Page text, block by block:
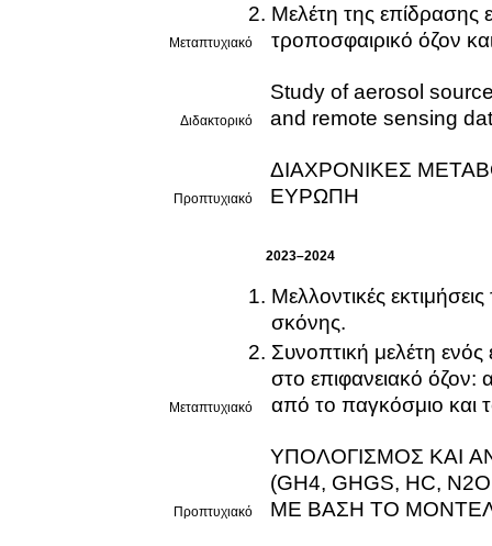
Μεταπτυχιακό
Μελέτη της επίδρασης
τροποσφαιρικό όζον
Διδακτορικό
Study of aerosol
and remote sensing
Προπτυχιακό
ΔΙΑΧΡΟΝΙΚΕΣ
ΕΥΡΩΠΗ
2023–2024
Μεταπτυχιακό
Μελλοντικές
σκόνης.
Συνοπτική μελέτη
στο επιφανειακό
από το παγκόσμιο και
Προπτυχιακό
ΥΠΟΛΟΓΙΣΜΟΣ ΚΑΙ
(GH4, GHGS, HC, N2O, O3) ΣΕ ΣΧΕΣΗ ΜΕ ΤΑ
ΜΕ ΒΑΣΗ ΤΟ